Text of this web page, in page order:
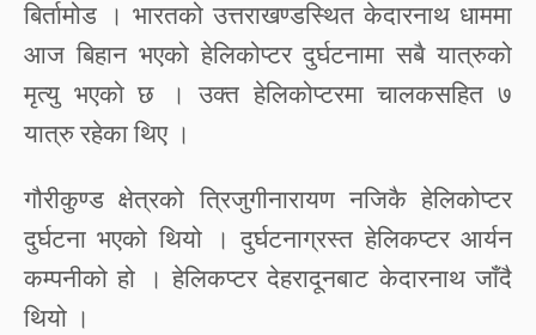
बिर्तामोड । भारतको उत्तराखण्डस्थित केदारनाथ धाममा
आज बिहान भएको हेलिकोप्टर दुर्घटनामा सबै यात्रुको
मृत्यु भएको छ । उक्त हेलिकोप्टरमा चालकसहित ७
यात्रु रहेका थिए ।
गौरीकुण्ड क्षेत्रको त्रिजुगीनारायण नजिकै हेलिकोप्टर
दुर्घटना भएको थियो । दुर्घटनाग्रस्त हेलिकप्टर आर्यन
कम्पनीको हो । हेलिकप्टर देहरादूनबाट केदारनाथ जाँदै
थियो ।